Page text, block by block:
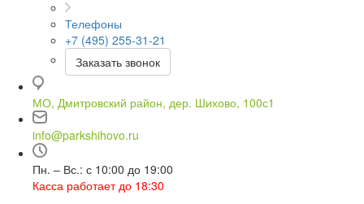
Телефоны
+7 (495) 255-31-21
Заказать звонок
МО, Дмитровский район, дер. Шихово, 100с1
info@parkshihovo.ru
Пн. – Вс.: с 10:00 до 19:00
Касса работает до 18:30